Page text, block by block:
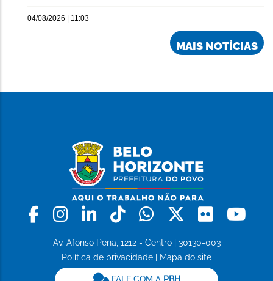
04/08/2026 | 11:03
MAIS NOTÍCIAS
Facebook
Instagram
LinkedinTiktokWhatsapp
X Flickr
Av. Afonso Pena, 1212 - Centro | 30130-003
Política de privacidade
Mapa do site